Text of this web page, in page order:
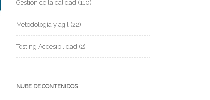
Gestión de la calidad (110)
Metodología y ágil (22)
Testing Accesibilidad (2)
NUBE DE CONTENIDOS